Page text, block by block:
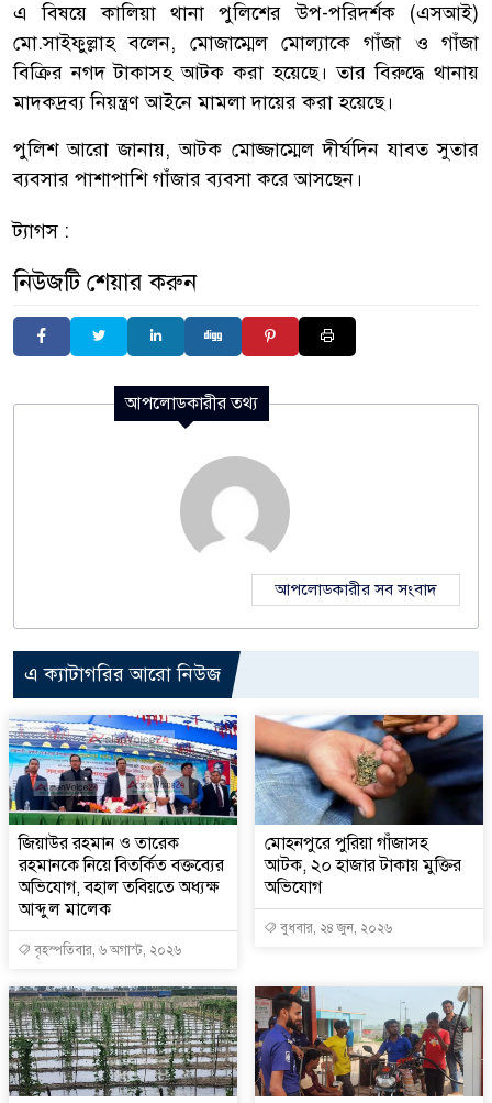
এ বিষয়ে কালিয়া থানা পুলিশের উপ-পরিদর্শক (এসআই)
মো.সাইফুল্লাহ বলেন, মোজাম্মেল মোল্যাকে গাঁজা ও গাঁজা
বিক্রির নগদ টাকাসহ আটক করা হয়েছে। তার বিরুদ্ধে থানায়
মাদকদ্রব্য নিয়ন্ত্রণ আইনে মামলা দায়ের করা হয়েছে।
পুলিশ আরো জানায়, আটক মোজ্জাম্মেল দীর্ঘদিন যাবত সুতার
ব্যবসার পাশাপাশি গাঁজার ব্যবসা করে আসছেন।
ট্যাগস :
নিউজটি শেয়ার করুন
আপলোডকারীর তথ্য
আপলোডকারীর সব সংবাদ
এ ক্যাটাগরির আরো নিউজ
জিয়াউর রহমান ও তারেক
রহমানকে নিয়ে বিতর্কিত বক্তব্যের
অভিযোগ, বহাল তবিয়তে অধ্যক্ষ
আব্দুল মালেক
বৃহস্পতিবার, ৬ অগাস্ট, ২০২৬
মোহনপুরে পুরিয়া গাঁজাসহ
আটক, ২০ হাজার টাকায় মুক্তির
অভিযোগ
বুধবার, ২৪ জুন, ২০২৬